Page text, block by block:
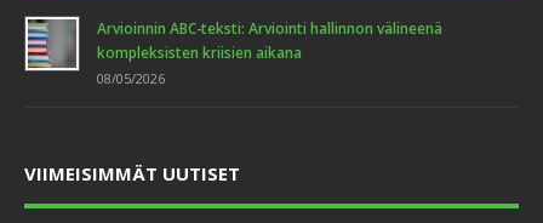
Arvioinnin ABC-teksti: Arviointi hallinnon välineenä
kompleksisten kriisien aikana
08/05/2026
VIIMEISIMMÄT UUTISET